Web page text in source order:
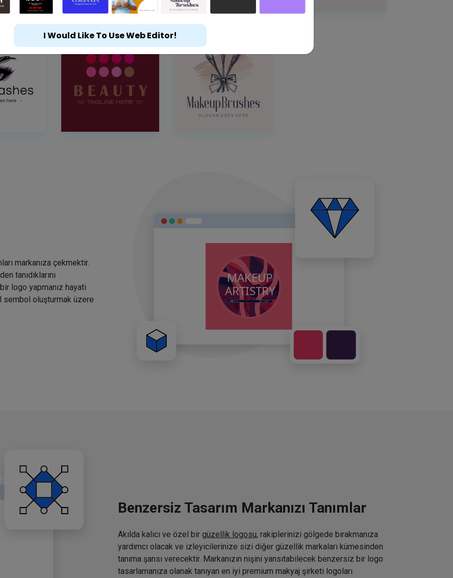
markanıza çekmektir.
tanıdıklarını
logo yapmanız hayati
sembol oluşturmak üzere
Benzersiz Tasarım Markanızı Tanımlar
Akılda kalıcı ve özel bir güzellik logosu, rakiplerinizi gölgede bırakmanıza
yardımcı olacak ve izleyicilerinize sizi diğer güzellik markaları kümesinden
tanıma şansı verecektir. Markanızın nişini yansıtabilecek benzersiz bir logo
tasarlamanıza olanak tanıyan en iyi premium makyaj şirketi logoları
I Would Like To Use Web Editor!